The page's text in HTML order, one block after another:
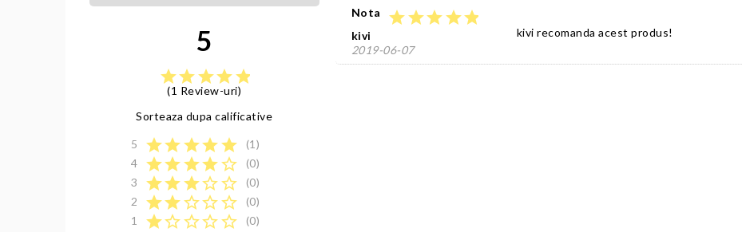
5
starstarstarstarstar
(1 Review-uri)
Sorteaza dupa calificative
5 starstarstarstarstar
(1)
4
starstarstarstarstar_border
(0)
3
starstarstarstar_borderstar_border
(0)
2
starstarstar_borderstar_borderstar_border
(0)
1
starstar_borderstar_borderstar_borderstar_border (0)
Nota starstarstarstarstar
kivi
2019-06-07
kivi recomanda acest produs!